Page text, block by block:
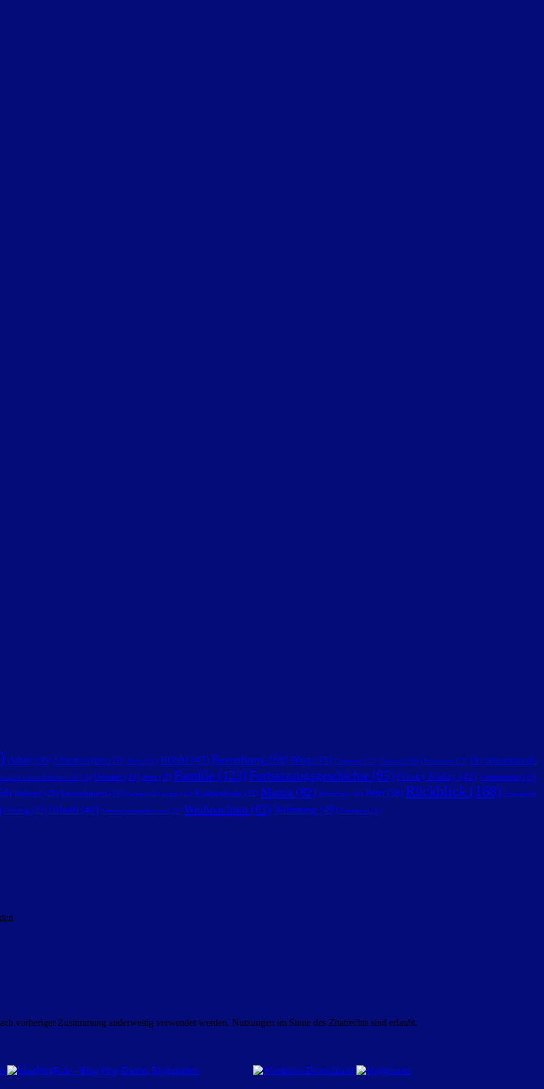
Arbeit (36) Arbeitslosigkeit (26) Auto (19) BDSM (43) Bewerbung (68) Blog (45) Computer (12) Corona (19) Depression (17) Der geheimnisvolle
schwurbelt über 5G (13) Dresden (24) erben (17) Familie (123)Fortsetzungsgeschichte (95) Freaky Friday (42) Gedankenblog (15)
Internet (25) Kaiserslautern (19) kochen (12) krank (13) Krankenkasse (22) Mama (82) Mobilfunk (14) Peter (38) Rückblick (168) Schwurbler
Umzug (23) Urlaub (40) Verschwörungstheorien (13) Weihnachten (83) Wohnung (49) Zeitarbeit (13)
vorheriger Zustimmung anderweitig verwendet werden. Nutzungen im Sinne des Zitatrechts sind erlaubt.